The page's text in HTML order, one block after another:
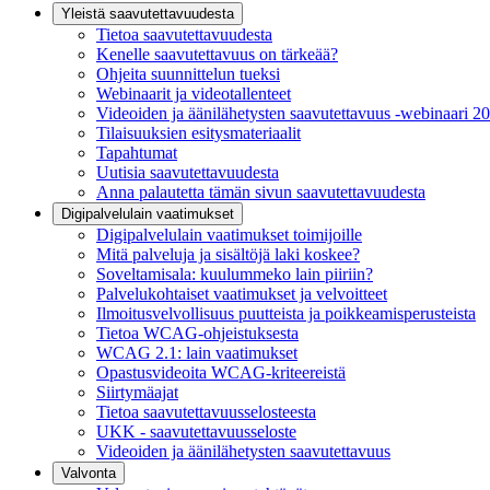
Yleistä saavutettavuudesta
Tietoa saavutettavuudesta
Kenelle saavutettavuus on tärkeää?
Ohjeita suunnittelun tueksi
Webinaarit ja videotallenteet
Videoiden ja äänilähetysten saavutettavuus -webinaari
Tilaisuuksien esitysmateriaalit
Tapahtumat
Uutisia saavutettavuudesta
Anna palautetta tämän sivun saavutettavuudesta
Digipalvelulain vaatimukset
Digipalvelulain vaatimukset toimijoille
Mitä palveluja ja sisältöjä laki koskee?
Soveltamisala: kuulummeko lain piiriin?
Palvelukohtaiset vaatimukset ja velvoitteet
Ilmoitusvelvollisuus puutteista ja poikkeamisperusteista
Tietoa WCAG-ohjeistuksesta
WCAG 2.1: lain vaatimukset
Opastusvideoita WCAG-kriteereistä
Siirtymäajat
Tietoa saavutettavuusselosteesta
UKK - saavutettavuusseloste
Videoiden ja äänilähetysten saavutettavuus
Valvonta